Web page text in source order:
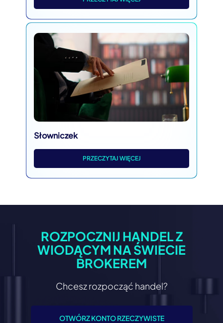
Słowniczek
PRZECZYTAJ WIĘCEJ
ROZPOCZNIJ HANDEL Z
WIODĄCYM NA ŚWIECIE
BROKEREM
Chcesz rozpocząć handel?
OTWÓRZ KONTO RZECZYWISTE